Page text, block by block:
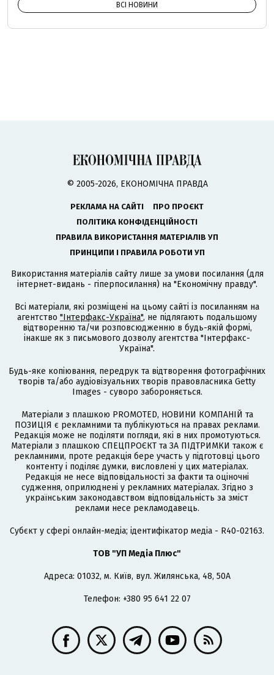
ВСІ НОВИНИ
© 2005-2026, ЕКОНОМІЧНА ПРАВДА
РЕКЛАМА НА САЙТІ
ПРО ПРОЄКТ
ПОЛІТИКА КОНФІДЕНЦІЙНОСТІ
ПРАВИЛА ВИКОРИСТАННЯ МАТЕРІАЛІВ УП
ПРИНЦИПИ І ПРАВИЛА РОБОТИ УП
Використання матеріалів сайту лише за умови посилання (для
інтернет-видань - гіперпосилання) на "Економічну правду".
Всі матеріали, які розміщені на цьому сайті із посиланням на
агентство "Інтерфакс-Україна", не підлягають подальшому
відтворенню та/чи розповсюдженню в будь-якій формі,
інакше як з письмового дозволу агентства "Інтерфакс-
Україна".
Будь-яке копіювання, передрук та відтворення фотографічних
творів та/або аудіовізуальних творів правовласника Getty
Images - суворо забороняється.
Матеріали з плашкою PROMOTED, НОВИНИ КОМПАНІЙ та
ПОЗИЦІЯ є рекламними та публікуються на правах реклами.
Редакція може не поділяти погляди, які в них промотуються.
Матеріали з плашкою СПЕЦПРОЄКТ та ЗА ПІДТРИМКИ також є
рекламними, проте редакція бере участь у підготовці цього
контенту і поділяє думки, висловлені у цих матеріалах.
Редакція не несе відповідальності за факти та оціночні
судження, оприлюднені у рекламних матеріалах. Згідно з
українським законодавством відповідальність за зміст
реклами несе рекламодавець.
Cубєкт у сфері онлайн-медіа; ідентифікатор медіа - R40-02163.
ТОВ "УП Медіа Плюс"
Адреса: 01032, м. Київ, вул. Жилянська, 48, 50А
Телефон: +380 95 641 22 07